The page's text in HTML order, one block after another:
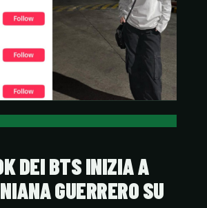
DEI BTS INIZIA A
GUERRERO SU